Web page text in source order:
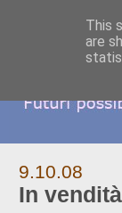
9.10.08
In
This
are